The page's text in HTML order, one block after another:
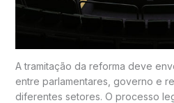
A tramitação da reforma deve
entre parlamentares, governo e
diferentes setores. O processo